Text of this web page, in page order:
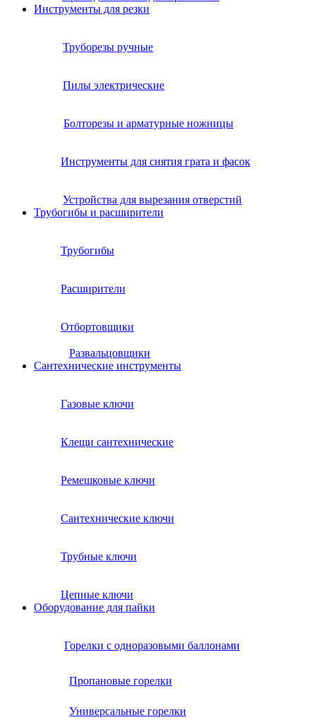
Инструменты для резки
Труборезы ручные
Пилы электрические
Болторезы и арматурные ножницы
Инструменты для снятия грата и фасок
Устройства для вырезания отверстий
Трубогибы и расширители
Трубогибы
Расширители
Отбортовщики
Развальцовщики
Сантехнические инcтрументы
Газовые ключи
Клещи сантехнические
Ремешковые ключи
Сантехнические ключи
Трубные ключи
Цепные ключи
Оборудование для пайки
Горелки с одноразовыми баллонами
Пропановые горелки
Универсальные горелки